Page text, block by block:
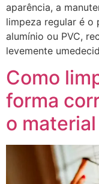
aparência, a
limpeza regular é o
alumínio ou PVC,
levemente
Como
forma
o material